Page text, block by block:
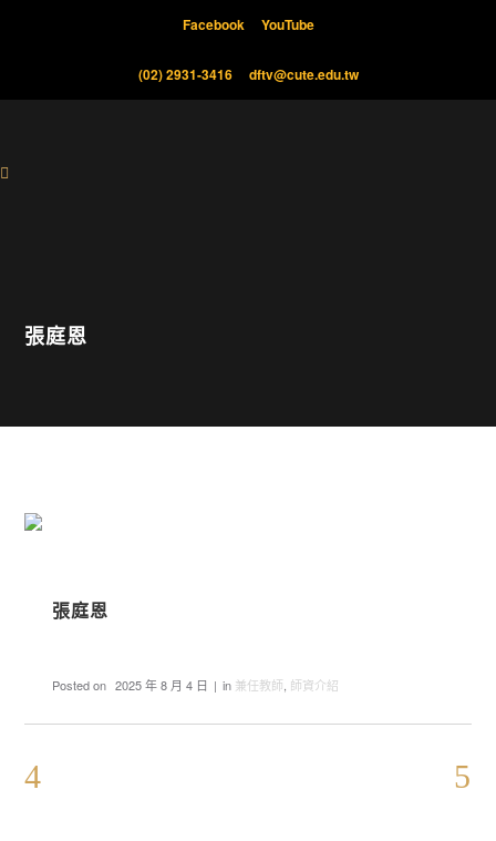
Facebook YouTube
(02) 2931-3416 dftv@cute.edu.tw
張庭恩
張庭恩
Posted on 2025 年 8 月 4 日 in 兼任教師 師資介紹